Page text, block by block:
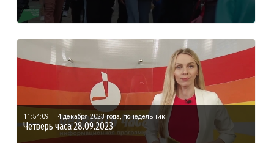
11:54:09 4 декабря 2023 года, понедельник
Четверь часа 28.09.2023